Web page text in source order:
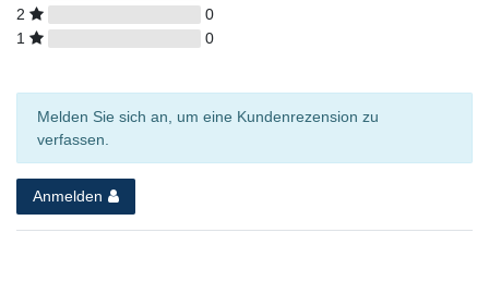
2
0
1
0
Melden Sie sich an, um eine Kundenrezension zu
verfassen.
Anmelden